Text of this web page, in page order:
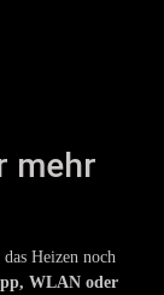
mehr
das Heizen noch
WLAN oder